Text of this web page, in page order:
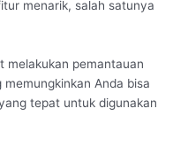
menarik, salah satunya
melakukan pemantauan
Anda bisa
tepat untuk digunakan